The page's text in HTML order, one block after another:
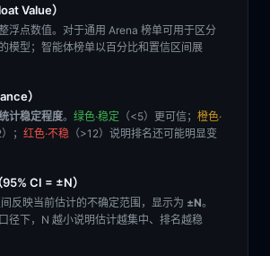
Value）
浮点数值。对于通用 Arena 榜单可用于区分
模型；智能体榜单以百分比和置信区间展
）
计稳定程度。 绿色·稳定 （<5）更可信； 橙色·
； 红色·不稳 （>12）说明排名还可能明显变
CI = ±N）
反映当前估计的不确定范围，显示为 ±N。
径下，N 越小说明估计越集中、排名越稳